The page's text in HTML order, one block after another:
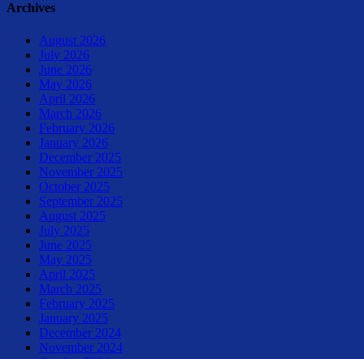
Archives
August 2026
July 2026
June 2026
May 2026
April 2026
March 2026
February 2026
January 2026
December 2025
November 2025
October 2025
September 2025
August 2025
July 2025
June 2025
May 2025
April 2025
March 2025
February 2025
January 2025
December 2024
November 2024